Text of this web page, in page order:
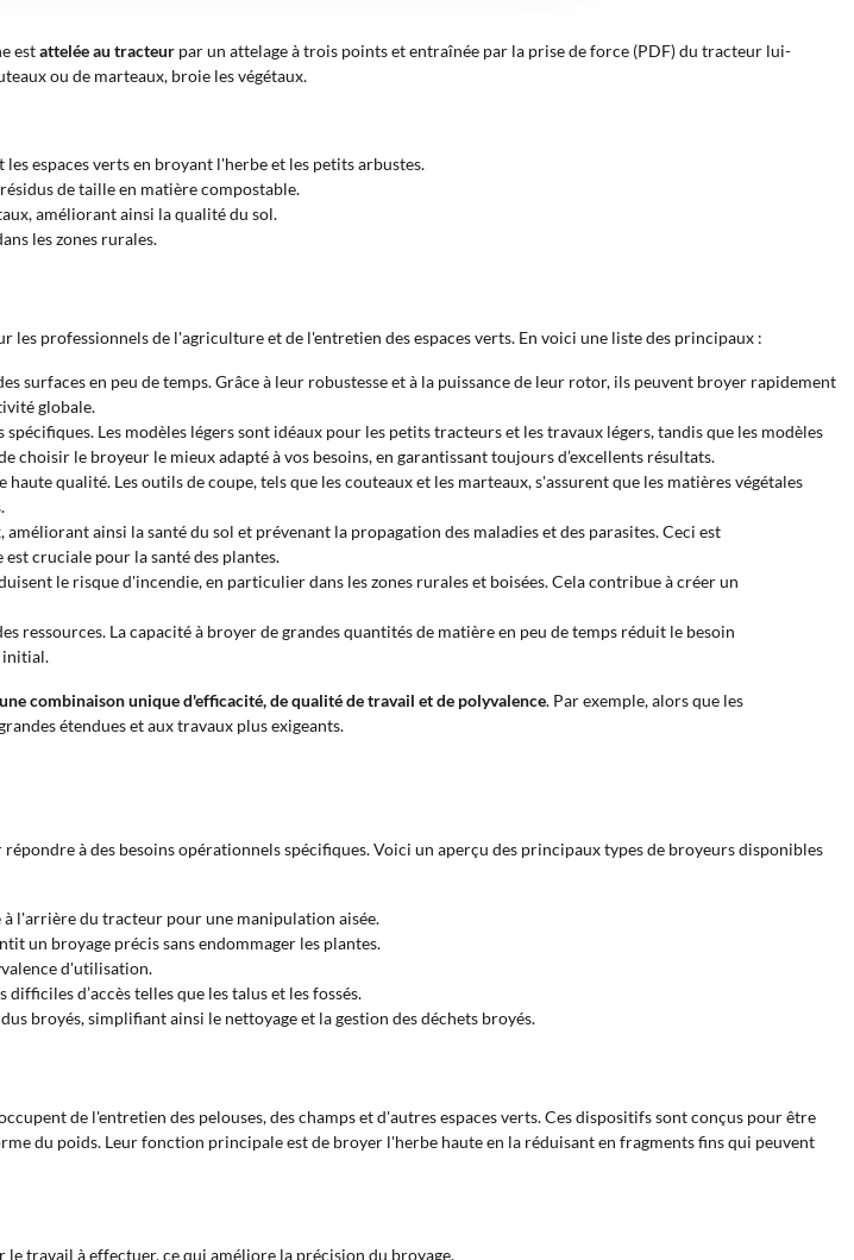
estattelée au tracteur par un attelage à trois points et entraînée par la prise de force (PDF) du tracteur lui-
ou de marteaux, broie les végétaux.
espaces verts en broyant l'herbe et les petits arbustes.
de taille en matière compostable.
améliorant ainsi la qualité du sol.
les zones rurales.
les professionnels de l'agriculture et de l'entretien des espaces verts. En voici une liste des principaux :
surfaces en peu de temps. Grâce à leur robustesse et à la puissance de leur rotor, ils peuvent broyer rapidement
globale.
Les modèles légers sont idéaux pour les petits tracteurs et les travaux légers, tandis que les modèles
le broyeur le mieux adapté à vos besoins, en garantissant toujours d’excellents résultats.
qualité. Les outils de coupe, tels que les couteaux et les marteaux, s'assurent que les matières végétales
ainsi la santé du sol et prévenant la propagation des maladies et des parasites. Ceci est
cruciale pour la santé des plantes.
le risque d'incendie, en particulier dans les zones rurales et boisées. Cela contribue à créer un
ressources. La capacité à broyer de grandes quantités de matière en peu de temps réduit le besoin
initial.
combinaison unique d'efficacité, de qualité de travail etde polyvalence. Par exemple, alors que les
étendues et aux travaux plus exigeants.
à des besoins opérationnels spécifiques. Voici un aperçu des principaux types de broyeurs disponibles
à l'arrière du tracteur pour une manipulation aisée.
un broyage précis sans endommager les plantes.
d'utilisation.
d’accès telles que les talus et les fossés.
broyés, simplifiant ainsi le nettoyage et la gestion des déchets broyés.
de l'entretien des pelouses, des champs et d'autres espaces verts. Ces dispositifs sont conçus pour être
du poids. Leur fonction principale est de broyer l'herbe haute en la réduisant en fragments fins qui peuvent
travail à effectuer, ce qui améliore la précision du broyage.